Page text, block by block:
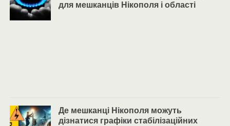
для мешканців Нікополя і області
Де мешканці Нікополя можуть
дізнатися графіки стабілізаційних